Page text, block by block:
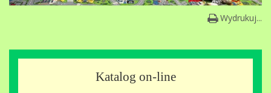
Wydrukuj...
Katalog on-line